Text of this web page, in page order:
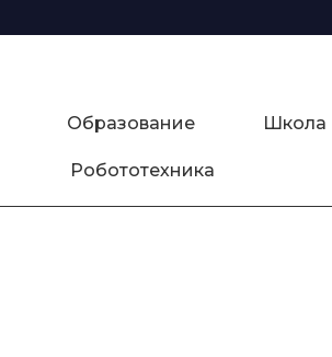
Образование Школа
Робототехника